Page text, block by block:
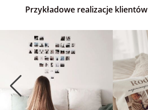
Przykładowe realizacje klientów